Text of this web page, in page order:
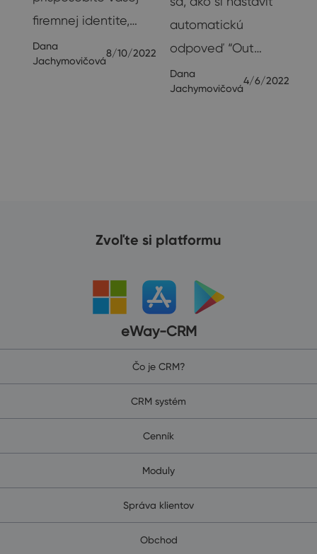
firemnej identite,…
Dana
Jachymovičová
8/10/2022
automatickú
odpoveď “Out…
Dana
Jachymovičová
4/6/2022
Zvoľte si platformu
eWay-CRM
Čo je CRM?
CRM systém
Cenník
Moduly
Správa klientov
Obchod